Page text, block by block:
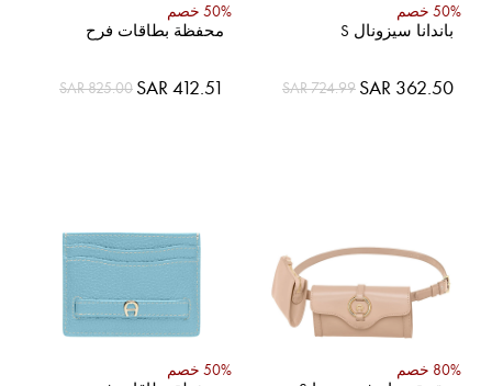
50% خصم
باندانا سيزونال S
السعر
SAR 362.50
SAR 724.99
50% خصم
محفظة بطاقات فرح
السعر
SAR 412.51
SAR 825.00
80% خصم 50% خصم